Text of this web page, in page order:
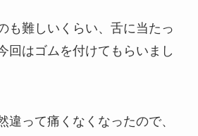
も難しいくらい、舌に当たっ
回はゴムを付けてもらいまし
違って痛くなくなったので、